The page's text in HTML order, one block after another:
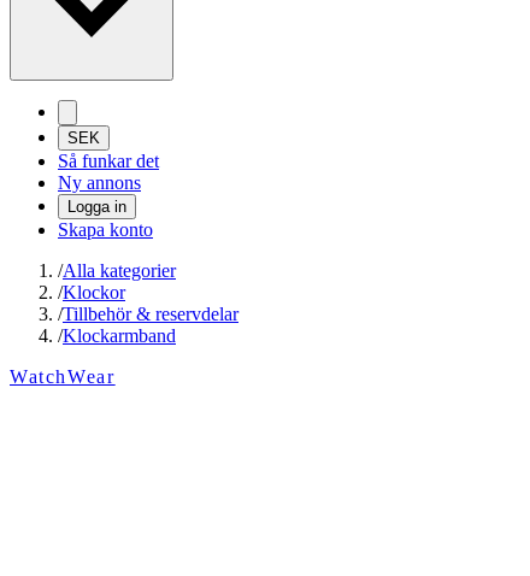
SEK
Så funkar det
Ny annons
Logga in
Skapa konto
/Alla kategorier
/Klockor
/Tillbehör & reservdelar
/Klockarmband
WatchWear